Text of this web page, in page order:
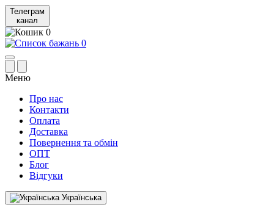
Телеграм
канал
0
0
Меню
Про нас
Контакти
Оплата
Доставка
Повернення та обмін
ОПТ
Блог
Відгуки
Українська